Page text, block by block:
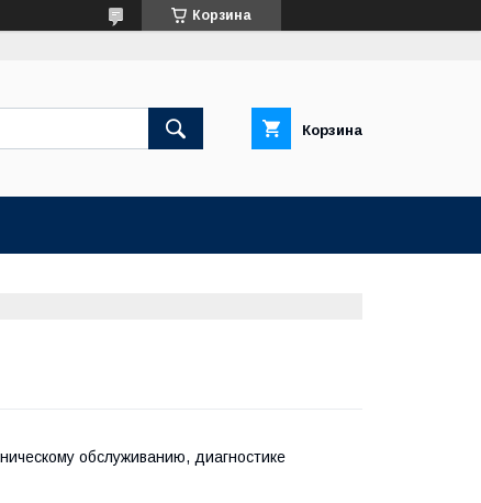
Корзина
Корзина
обслуживанию, диагностике